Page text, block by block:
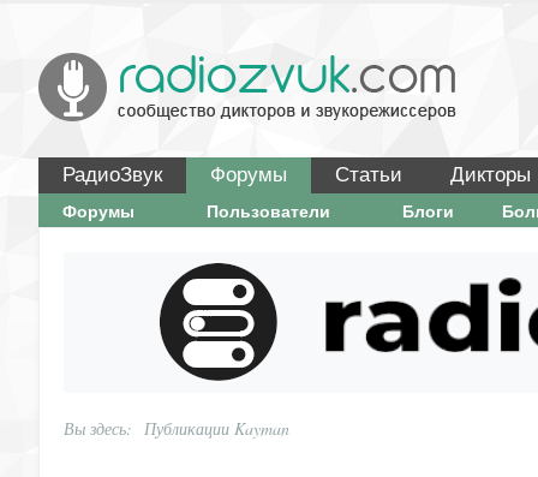
РадиоЗвук Форумы Статьи Дикторы
Форумы Пользователи Блоги
Вы здесь: Публикации Kayman